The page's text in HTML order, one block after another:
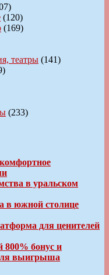
(120)
(169)
театры (141)
(233)
в уральском
в южной столице
для ценителей
800% бонус и
выигрыша